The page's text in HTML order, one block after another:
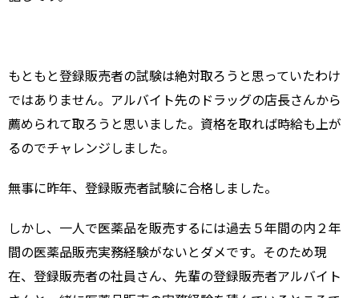
もともと登録販売者の試験は絶対取ろうと思っていたわけ
ではありません。アルバイト先のドラッグの店長さんから
薦められて取ろうと思いました。資格を取れば時給も上が
るのでチャレンジしました。
無事に昨年、登録販売者試験に合格しました。
しかし、一人で医薬品を販売するには過去５年間の内２年
間の医薬品販売実務経験がないとダメです。そのため現
在、登録販売者の社員さん、先輩の登録販売者アルバイト